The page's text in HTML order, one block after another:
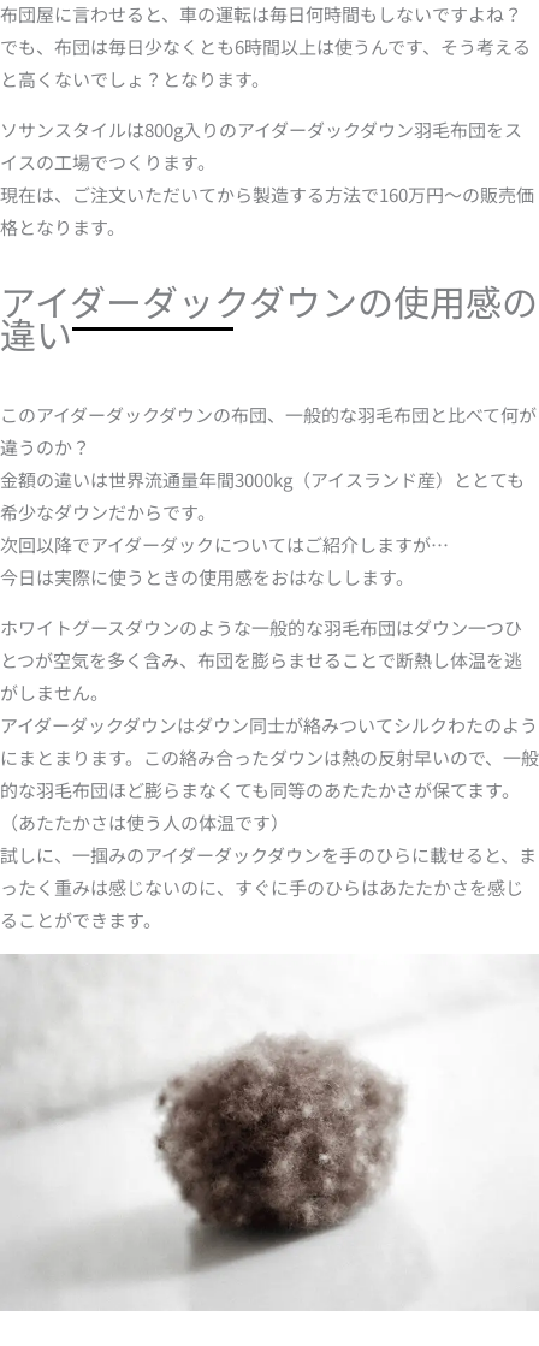
布団屋に言わせると、車の運転は毎日何時間もしないですよね？
でも、布団は毎日少なくとも6時間以上は使うんです、そう考える
と高くないでしょ？となります。
ソサンスタイルは800g入りのアイダーダックダウン羽毛布団をス
イスの工場でつくります。
現在は、ご注文いただいてから製造する方法で160万円～の販売価
格となります。
アイダーダックダウンの使用感の
違い
このアイダーダックダウンの布団、一般的な羽毛布団と比べて何が
違うのか？
金額の違いは世界流通量年間3000kg（アイスランド産）ととても
希少なダウンだからです。
次回以降でアイダーダックについてはご紹介しますが…
今日は実際に使うときの使用感をおはなしします。
ホワイトグースダウンのような一般的な羽毛布団はダウン一つひ
とつが空気を多く含み、布団を膨らませることで断熱し体温を逃
がしません。
アイダーダックダウンはダウン同士が絡みついてシルクわたのよう
にまとまります。この絡み合ったダウンは熱の反射早いので、一般
的な羽毛布団ほど膨らまなくても同等のあたたかさが保てます。
（あたたかさは使う人の体温です）
試しに、一掴みのアイダーダックダウンを手のひらに載せると、ま
ったく重みは感じないのに、すぐに手のひらはあたたかさを感じ
ることができます。